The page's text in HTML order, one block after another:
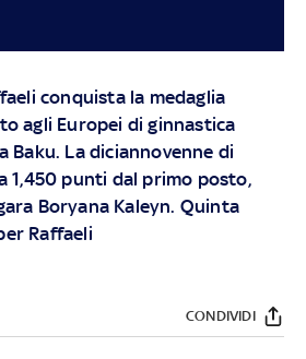
conquista la medaglia
agli Europei di ginnastica
Baku. La diciannovenne di
1,450 punti dal primo posto,
Boryana Kaleyn. Quinta
Raffaeli
CONDIVIDI